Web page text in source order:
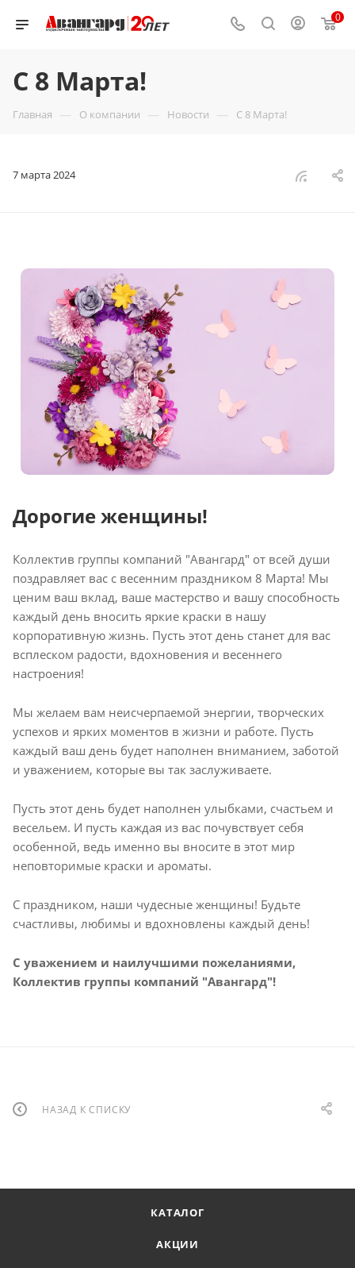
0
С 8 Марта!
Главная — О компании — Новости — С 8 Марта!
7 марта 2024
Дорогие женщины!
Коллектив группы компаний "Авангард" от всей души
поздравляет вас с весенним праздником 8 Марта! Мы
ценим ваш вклад, ваше мастерство и вашу способность
каждый день вносить яркие краски в нашу
корпоративную жизнь. Пусть этот день станет для вас
всплеском радости, вдохновения и весеннего
настроения!
Мы желаем вам неисчерпаемой энергии, творческих
успехов и ярких моментов в жизни и работе. Пусть
каждый ваш день будет наполнен вниманием, заботой
и уважением, которые вы так заслуживаете.
Пусть этот день будет наполнен улыбками, счастьем и
весельем. И пусть каждая из вас почувствует себя
особенной, ведь именно вы вносите в этот мир
неповторимые краски и ароматы.
С праздником, наши чудесные женщины! Будьте
счастливы, любимы и вдохновлены каждый день!
С уважением и наилучшими пожеланиями,
Коллектив группы компаний "Авангард"!
НАЗАД К СПИСКУ
КАТАЛОГ
АКЦИИ